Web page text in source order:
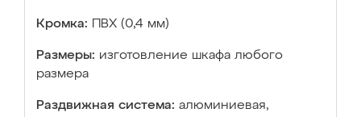
Кромка: ПВХ (0,4 мм)
Размеры: изготовление шкафа любого
размера
Раздвижная система: алюминиевая,